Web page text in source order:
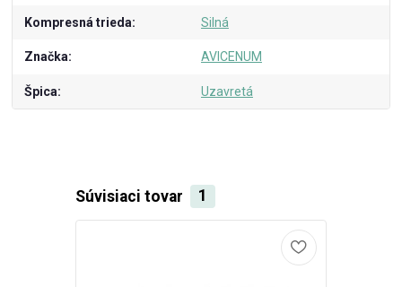
Kompresná trieda Silná
Značka AVICENUM
Špica Uzavretá
Súvisiaci tovar 1